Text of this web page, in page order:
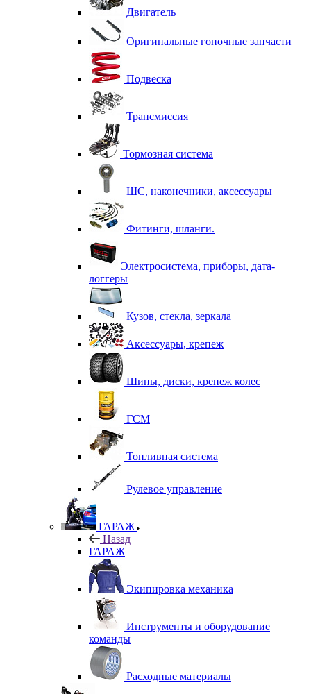
Двигатель
Оригинальные гоночные запчасти
Подвеска
Трансмиссия
Тормозная система
ШС, наконечники, аксессуары
Фитинги, шланги.
Электросистема, приборы, дата-
логгеры
Кузов, стекла, зеркала
Аксессуары, крепеж
Шины, диски, крепеж колес
ГСМ
Топливная система
Рулевое управление
ГАРАЖ
Назад
ГАРАЖ
Экипировка механика
Инструменты и оборудование
команды
Расходные материалы